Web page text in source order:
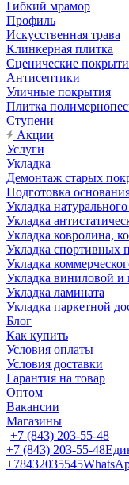
Гибкий мрамор
Профиль
Искусственная трава
Клинкерная плитка
Сценические
Антисептики
Уличные покрытия
Плитка
Ступени
Акции
Услуги
Укладка
Демонтаж старых
Подготовка
Укладка
Укладка
Укладка ковролина,
Укладка спортивных
Укладка
Укладка виниловой и
Укладка ламината
Укладка паркетной
Блог
Как купить
Условия оплаты
Условия доставки
Гарантия на товар
Оптом
Вакансии
Магазины
+7 (843) 203-55-48
+7 (843) 203-55-48
+78432035545